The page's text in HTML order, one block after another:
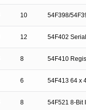
10 54F398/
12 54F402
8 54F410
6 54F413 64 x
8 54F521 8-Bit